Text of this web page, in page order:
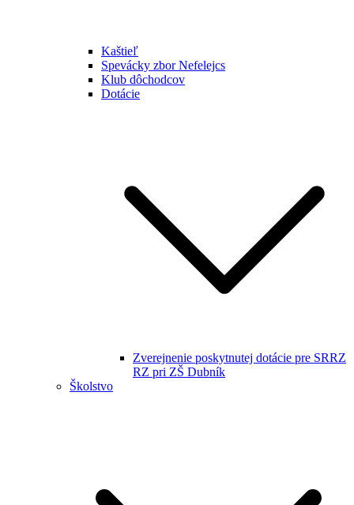
Kaštieľ
Spevácky zbor Nefelejcs
Klub dôchodcov
Dotácie
Zverejnenie poskytnutej dotácie pre SRRZ
RZ pri ZŠ Dubník
Školstvo